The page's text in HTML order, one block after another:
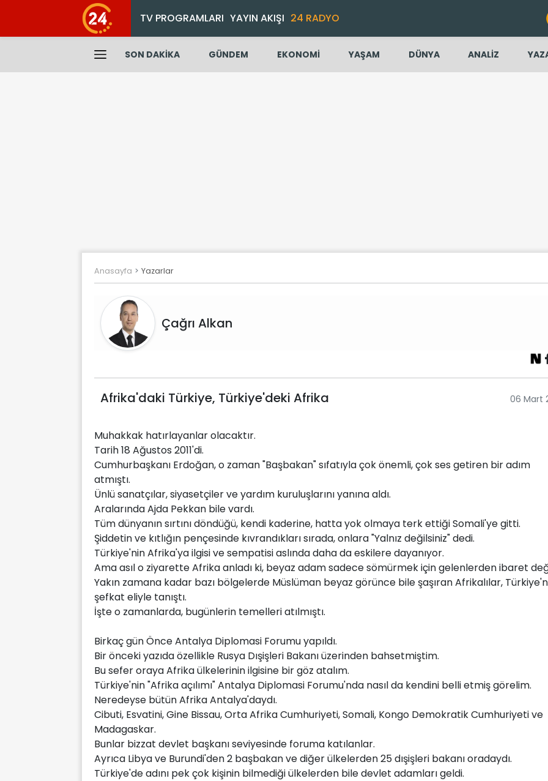
TV PROGRAMLARI YAYIN AKIŞI 24 RADYO
SON DAKİKA GÜNDEM EKONOMİ YAŞAM DÜNYA ANALİZ
Anasayfa Yazarlar
Çağrı Alkan
Afrika'daki Türkiye, Türkiye'deki Afrika 06 Mart
Muhakkak hatırlayanlar olacaktır.
Tarih 18 Ağustos 2011'di.
Cumhurbaşkanı Erdoğan, o zaman "Başbakan" sıfatıyla çok önemli, çok ses getiren bir adım
atmıştı.
Ünlü sanatçılar, siyasetçiler ve yardım kuruluşlarını yanına aldı.
Aralarında Ajda Pekkan bile vardı.
Tüm dünyanın sırtını döndüğü, kendi kaderine, hatta yok olmaya terk ettiği Somali'ye gitti.
Şiddetin ve kıtlığın pençesinde kıvrandıkları sırada, onlara "Yalnız değilsiniz" dedi.
Türkiye'nin Afrika'ya ilgisi ve sempatisi aslında daha da eskilere dayanıyor.
Ama asıl o ziyarette Afrika anladı ki, beyaz adam sadece sömürmek için gelenlerden ibaret
Yakın zamana kadar bazı bölgelerde Müslüman beyaz görünce bile şaşıran Afrikalılar,
şefkat eliyle tanıştı.
İşte o zamanlarda, bugünlerin temelleri atılmıştı.
Birkaç gün Önce Antalya Diplomasi Forumu yapıldı.
Bir önceki yazıda özellikle Rusya Dışişleri Bakanı üzerinden bahsetmiştim.
Bu sefer oraya Afrika ülkelerinin ilgisine bir göz atalım.
Türkiye'nin "Afrika açılımı" Antalya Diplomasi Forumu'nda nasıl da kendini belli etmiş görelim.
Neredeyse bütün Afrika Antalya'daydı.
Cibuti, Esvatini, Gine Bissau, Orta Afrika Cumhuriyeti, Somali, Kongo Demokratik Cumhuriyeti ve
Madagaskar.
Bunlar bizzat devlet başkanı seviyesinde foruma katılanlar.
Ayrıca Libya ve Burundi'den 2 başbakan ve diğer ülkelerden 25 dışişleri bakanı oradaydı.
Türkiye'de adını pek çok kişinin bilmediği ülkelerden bile devlet adamları geldi.